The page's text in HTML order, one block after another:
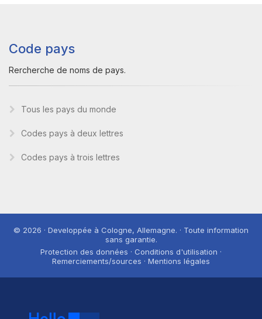
Code pays
Rercherche de noms de pays.
Tous les pays du monde
Codes pays à deux lettres
Codes pays à trois lettres
© 2026 · Developpée à Cologne, Allemagne. · Toute information
sans garantie.
Protection des données · Conditions d'utilisation ·
Remerciements/sources · Mentions légales